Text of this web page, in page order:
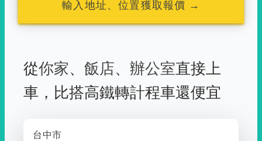
輸入地址、位置獲取報價 →
從你家、 飯店、 辦公室直接上
車， 比搭高鐵轉計程車還便宜
台中市